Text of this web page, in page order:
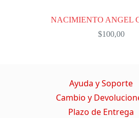
NACIMIENTO ANGEL
$100,00
Ayuda y Soporte
Cambio y
Plazo de Entrega